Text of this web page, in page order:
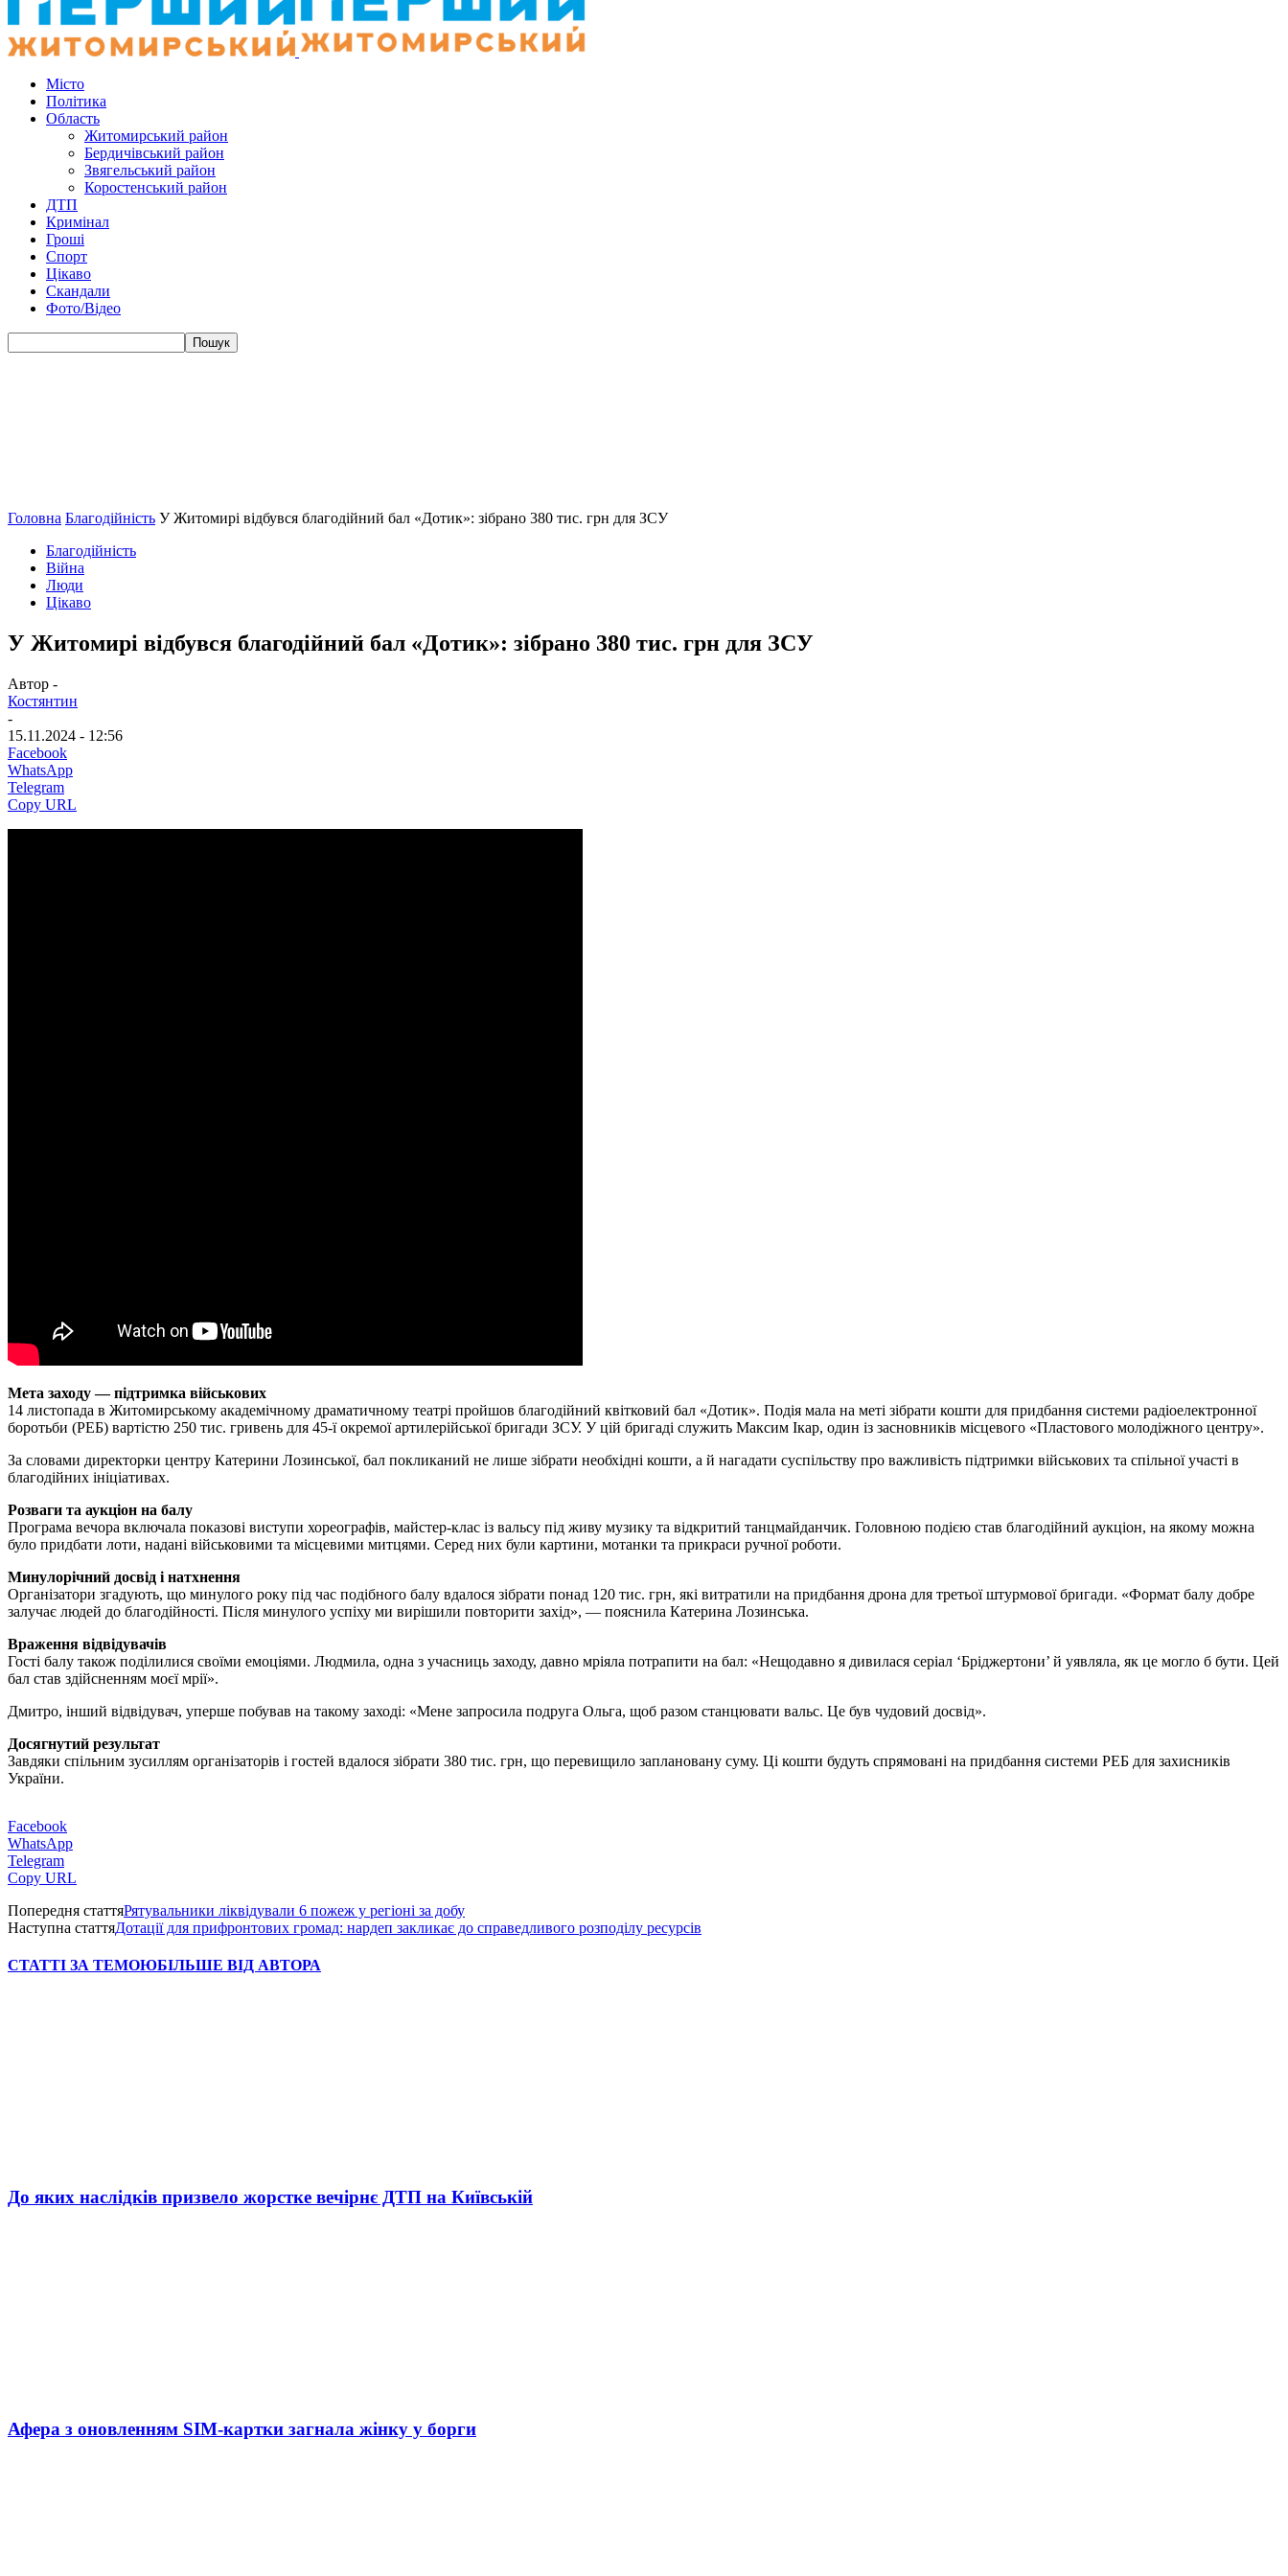
Місто
Політика
Область
Житомирський район
Бердичівський район
Звягельський район
Коростенський район
ДТП
Кримінал
Гроші
Спорт
Цікаво
Скандали
Фото/Відео
Головна Благодійність У Житомирі відбувся благодійний бал «Дотик»: зібрано 380 тис. грн для ЗСУ
Благодійність
Війна
Люди
Цікаво
У Житомирі відбувся благодійний бал «Дотик»: зібрано 380 тис. грн для ЗСУ
Автор -
Костянтин
-
15.11.2024 - 12:56
Facebook
WhatsApp
Telegram
Copy URL
Мета заходу — підтримка військових
14 листопада в Житомирському академічному драматичному театрі пройшов благодійний квітковий бал «Дотик». Подія мала на меті зібрати кошти для придбання системи радіоелектронної
боротьби (РЕБ) вартістю 250 тис. гривень для 45-ї окремої артилерійської бригади ЗСУ. У цій бригаді служить Максим Ікар, один із засновників місцевого «Пластового молодіжного центру».
За словами директорки центру Катерини Лозинської, бал покликаний не лише зібрати необхідні кошти, а й нагадати суспільству про важливість підтримки військових та спільної участі в
благодійних ініціативах.
Розваги та аукціон на балу
Програма вечора включала показові виступи хореографів, майстер-клас із вальсу під живу музику та відкритий танцмайданчик. Головною подією став благодійний аукціон, на якому можна
було придбати лоти, надані військовими та місцевими митцями. Серед них були картини, мотанки та прикраси ручної роботи.
Минулорічний досвід і натхнення
Організатори згадують, що минулого року під час подібного балу вдалося зібрати понад 120 тис. грн, які витратили на придбання дрона для третьої штурмової бригади. «Формат балу добре
залучає людей до благодійності. Після минулого успіху ми вирішили повторити захід», — пояснила Катерина Лозинська.
Враження відвідувачів
Гості балу також поділилися своїми емоціями. Людмила, одна з учасниць заходу, давно мріяла потрапити на бал: «Нещодавно я дивилася серіал ‘Бріджертони’ й уявляла, як це могло б бути. Цей
бал став здійсненням моєї мрії».
Дмитро, інший відвідувач, уперше побував на такому заході: «Мене запросила подруга Ольга, щоб разом станцювати вальс. Це був чудовий досвід».
Досягнутий результат
Завдяки спільним зусиллям організаторів і гостей вдалося зібрати 380 тис. грн, що перевищило заплановану суму. Ці кошти будуть спрямовані на придбання системи РЕБ для захисників
України.
Facebook
WhatsApp
Telegram
Copy URL
Попередня статтяРятувальники ліквідували 6 пожеж у регіоні за добу
Наступна статтяДотації для прифронтових громад: нардеп закликає до справедливого розподілу ресурсів
СТАТТІ ЗА ТЕМОЮБІЛЬШЕ ВІД АВТОРА
До яких наслідків призвело жорстке вечірнє ДТП на Київській
Афера з оновленням SIM-картки загнала жінку у борги